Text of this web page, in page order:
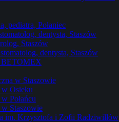
pediatra, Połaniec
dentysta, Staszów
Staszów
dentysta, Staszów
BETOMEX
w Staszowie
Osieku
Połańcu
Staszowie
im. Krzysztofa i Zofii Radziwiłłów